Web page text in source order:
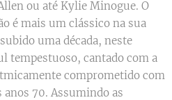
ou até Kylie Minogue. O
é mais um clássico na sua
uma década, neste
tempestuoso, cantado com a
comprometido com
70. Assumindo as